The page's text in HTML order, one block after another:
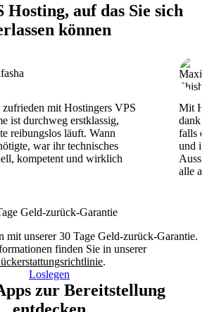
Hosting, auf das Sie sich
können
mit Hostingers VPS
ist durchweg erstklassig,
reibungslos läuft. Wann
war ihr technisches
kompetent und wirklich
Mit
dank
falls
und
alle
Geld-zurück-Garantie
mit unserer 30 Tage Geld-zurück-Garantie.
finden Sie in unserer
.
Loslegen
zur Bereitstellung